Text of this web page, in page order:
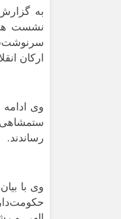
به
ارکان
ستمشاهی
رساندند.
وی با